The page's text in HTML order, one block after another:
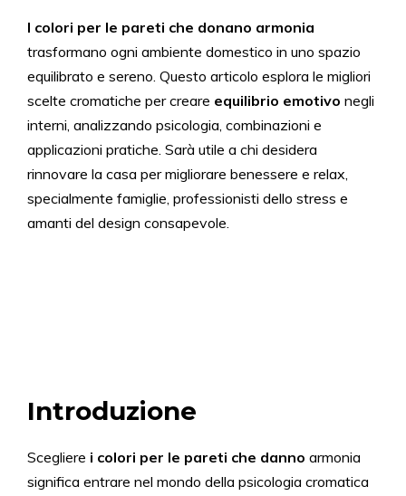
I colori per le pareti che donano armonia
trasformano ogni ambiente domestico in uno spazio
equilibrato e sereno. Questo articolo esplora le migliori
scelte cromatiche per creare equilibrio emotivo negli
interni, analizzando psicologia, combinazioni e
applicazioni pratiche. Sarà utile a chi desidera
rinnovare la casa per migliorare benessere e relax,
specialmente famiglie, professionisti dello stress e
amanti del design consapevole.
Introduzione
Scegliere i colori per le pareti che danno armonia
significa entrare nel mondo della psicologia cromatica